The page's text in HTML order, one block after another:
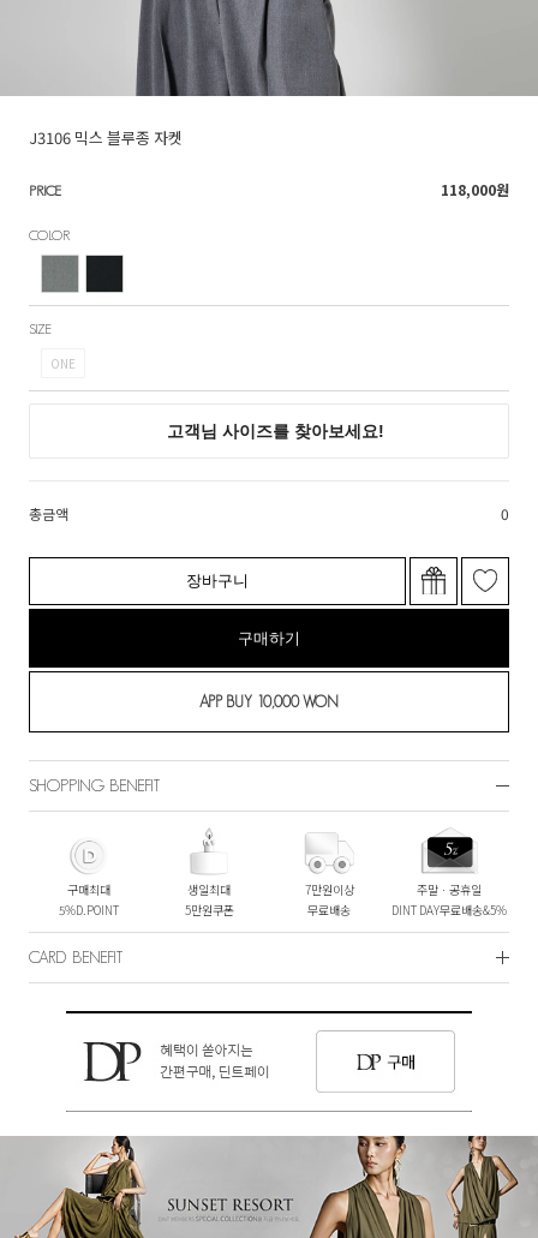
J3106 믹스 블루종 자켓
PRICE 118,000원
COLOR
SIZE
ONE
총금액 0
장바구니
구매하기
SHOPPING BENEFIT
구매최대
5%D.POINT
생일최대
5만원쿠폰
7만원이상
무료배송
주말ㆍ공휴일
DINT DAY무료배송&5%
CARD BENEFIT